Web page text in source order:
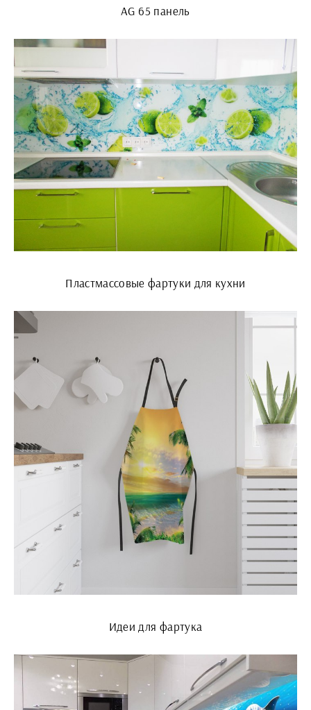
AG 65 панель
Пластмассовые фартуки для кухни
Идеи для фартука